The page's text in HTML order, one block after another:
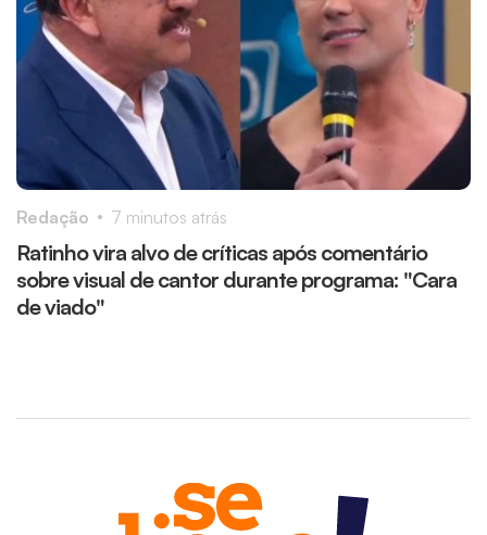
Ratinho vira alvo de críticas após comentário
sobre visual de cantor durante programa: "Cara
de viado"
Redação 7 minutos atrás